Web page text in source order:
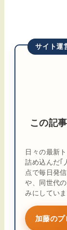
サイト運
この記
日々の最新
詰め込んだ｢
点で毎日発
や、同世代
みにしていま
加藤のプ